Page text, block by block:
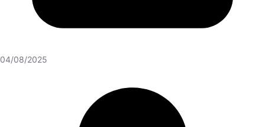
04/08/2025